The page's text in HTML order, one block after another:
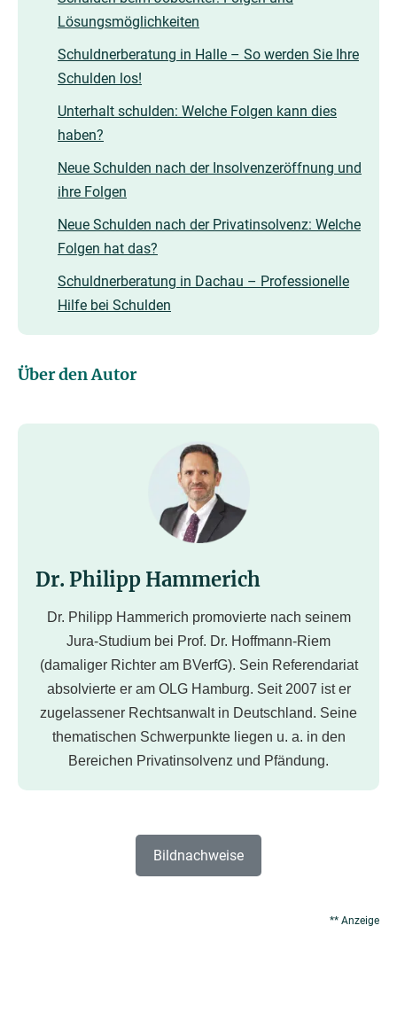
Lösungsmöglichkeiten
Schuldnerberatung in Halle – So werden Sie Ihre
Schulden los!
Unterhalt schulden: Welche Folgen kann dies
haben?
Neue Schulden nach der Insolvenzeröffnung und
ihre Folgen
Neue Schulden nach der Privatinsolvenz: Welche
Folgen hat das?
Schuldnerberatung in Dachau – Professionelle
Hilfe bei Schulden
Über den Autor
Dr. Philipp Hammerich
Dr. Philipp Hammerich promovierte nach seinem
Jura-Studium bei Prof. Dr. Hoffmann-Riem
(damaliger Richter am BVerfG). Sein Referendariat
absolvierte er am OLG Hamburg. Seit 2007 ist er
zugelassener Rechtsanwalt in Deutschland. Seine
thematischen Schwerpunkte liegen u. a. in den
Bereichen Privatinsolvenz und Pfändung.
Bildnachweise
** Anzeige